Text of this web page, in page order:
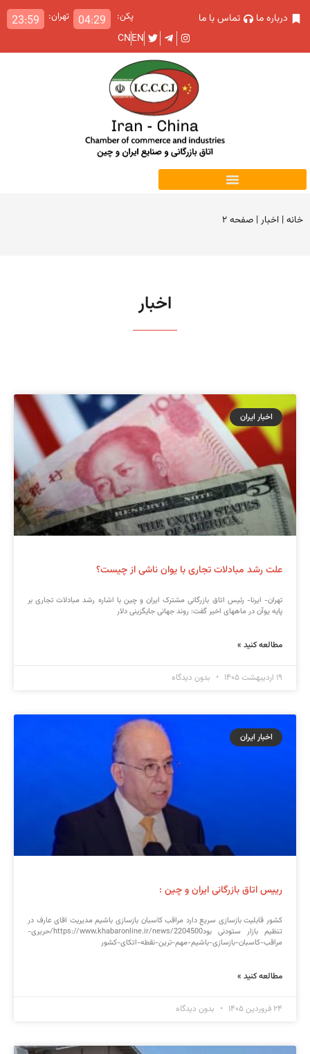
درباره ما تماس با ما پکن: 04:29 تهران: 23:59
EN
CN
خانه| اخبار| صفحه ۲
اخبار
اخبار ایران
علت رشد مبادلات تجاری با یوان ناشی از چیست؟
تهران- ایرنا- رئیس اتاق بازرگانی مشترک ایران و چین با اشاره رشد مبادلات تجاری بر
پایه یوآن در ماههای اخیر گفت: روند جهانی جایگزینی دلار
مطالعه کنید »
۱۹ اردیبهشت ۱۴۰۵ بدون دیدگاه
اخبار ایران
رییس اتاق بازرگانی ایران و چین :
کشور قابلیت بازسازی سریع دارد مراقب کاسبان بازسازی باشیم مدیریت اقای عارف در
تنظیم بازار ستودنی بودhttps://www.khabaronline.ir/news/2204500/حریری-
مراقب-کاسبان-بازسازی-باشیم-مهم-ترین-نقطه-اتکای-کشور
مطالعه کنید »
۲۴ فروردین ۱۴۰۵ بدون دیدگاه